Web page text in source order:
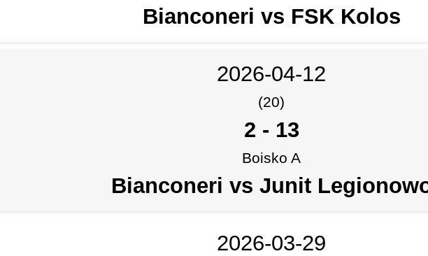
Bianconeri vs FSK Kolos
2026-04-12
(20)
2 - 13
Boisko A
Bianconeri vs Junit
2026-03-29